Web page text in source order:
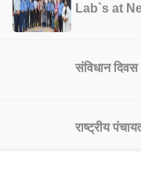
Lab`s at
संविधान
राष्ट्रीय